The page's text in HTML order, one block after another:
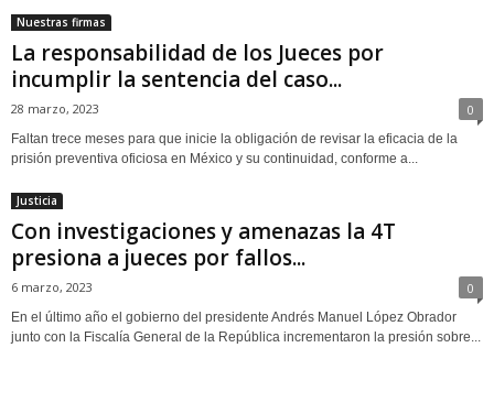
Nuestras firmas
La responsabilidad de los Jueces por
incumplir la sentencia del caso...
28 marzo, 2023 0
Faltan trece meses para que inicie la obligación de revisar la eficacia de la
prisión preventiva oficiosa en México y su continuidad, conforme a...
Justicia
Con investigaciones y amenazas la 4T
presiona a jueces por fallos...
6 marzo, 2023 0
En el último año el gobierno del presidente Andrés Manuel López Obrador
junto con la Fiscalía General de la República incrementaron la presión sobre...